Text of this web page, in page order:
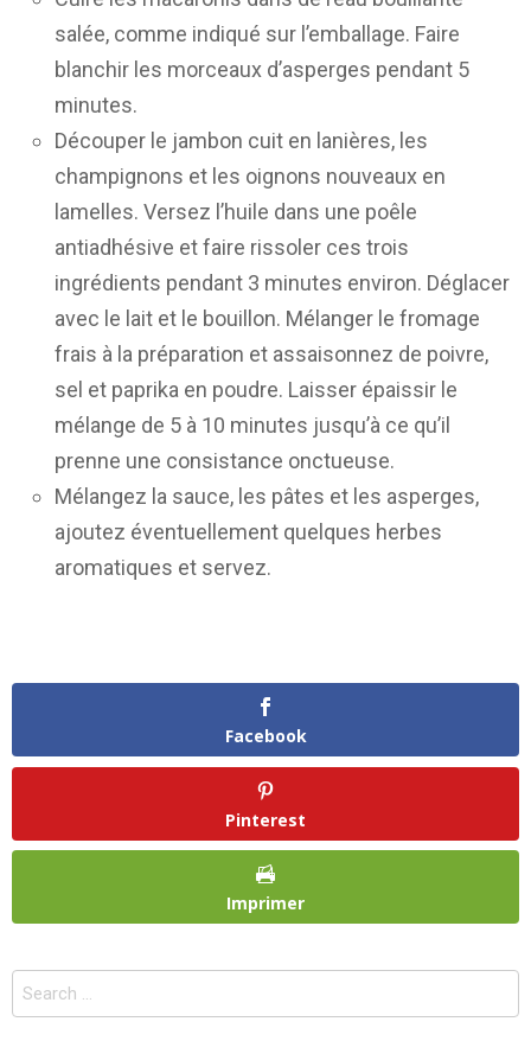
salée, comme indiqué sur l’emballage. Faire
blanchir les morceaux d’asperges pendant 5
minutes.
Découper le jambon cuit en lanières, les
champignons et les oignons nouveaux en
lamelles. Versez l’huile dans une poêle
antiadhésive et faire rissoler ces trois
ingrédients pendant 3 minutes environ. Déglacer
avec le lait et le bouillon. Mélanger le fromage
frais à la préparation et assaisonnez de poivre,
sel et paprika en poudre. Laisser épaissir le
mélange de 5 à 10 minutes jusqu’à ce qu’il
prenne une consistance onctueuse.
Mélangez la sauce, les pâtes et les asperges,
ajoutez éventuellement quelques herbes
aromatiques et servez.
Facebook
Pinterest
Imprimer
Search